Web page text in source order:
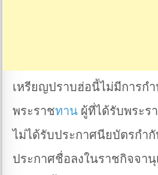
เหรียญปราบฮ่อนี้ไม่มีการก
พระราชทาน ผู้ที่ได้รับพระร
ไม่ได้รับประกาศนียบัตรกำ
ประกาศชื่อลงในราชกิจจา